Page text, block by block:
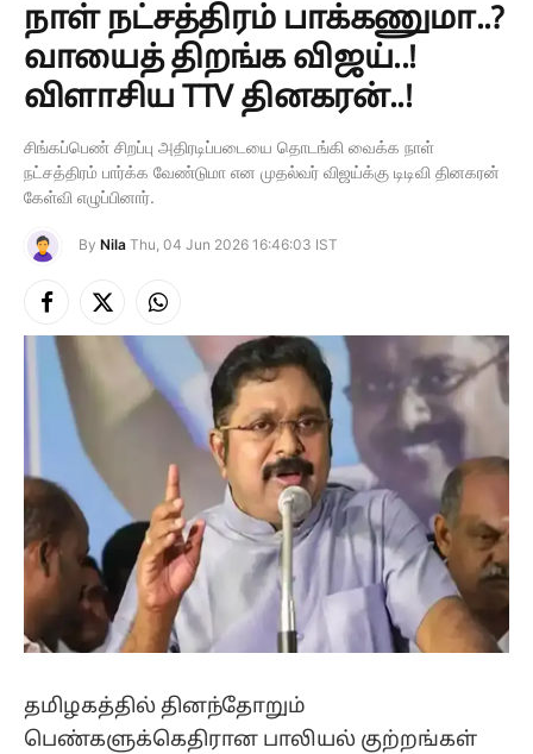
நாள் நட்சத்திரம் பாக்கணுமா..?
வாயைத் திறங்க விஜய்..!
விளாசிய TTV தினகரன்..!
சிங்கப்பெண் சிறப்பு அதிரடிப்படையை தொடங்கி வைக்க நாள்
நட்சத்திரம் பார்க்க வேண்டுமா என முதல்வர் விஜய்க்கு டிடிவி தினகரன்
கேள்வி எழுப்பினார்.
By Nila Thu, 04 Jun 2026 16:46:03 IST
Facebook
X
(Twitter)
Instagram
தமிழகத்தில் தினந்தோறும்
பெண்களுக்கெதிரான பாலியல் குற்றங்கள்